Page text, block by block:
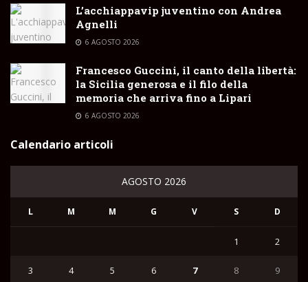
L’acchiappavip juventino con Andrea
Agnelli
6 AGOSTO 2026
Francesco Guccini, il canto della libertà:
la Sicilia generosa e il filo della
memoria che arriva fino a Lipari
6 AGOSTO 2026
Calendario articoli
AGOSTO 2026
L M M G V S D
1 2
3 4 5 6 7 8 9